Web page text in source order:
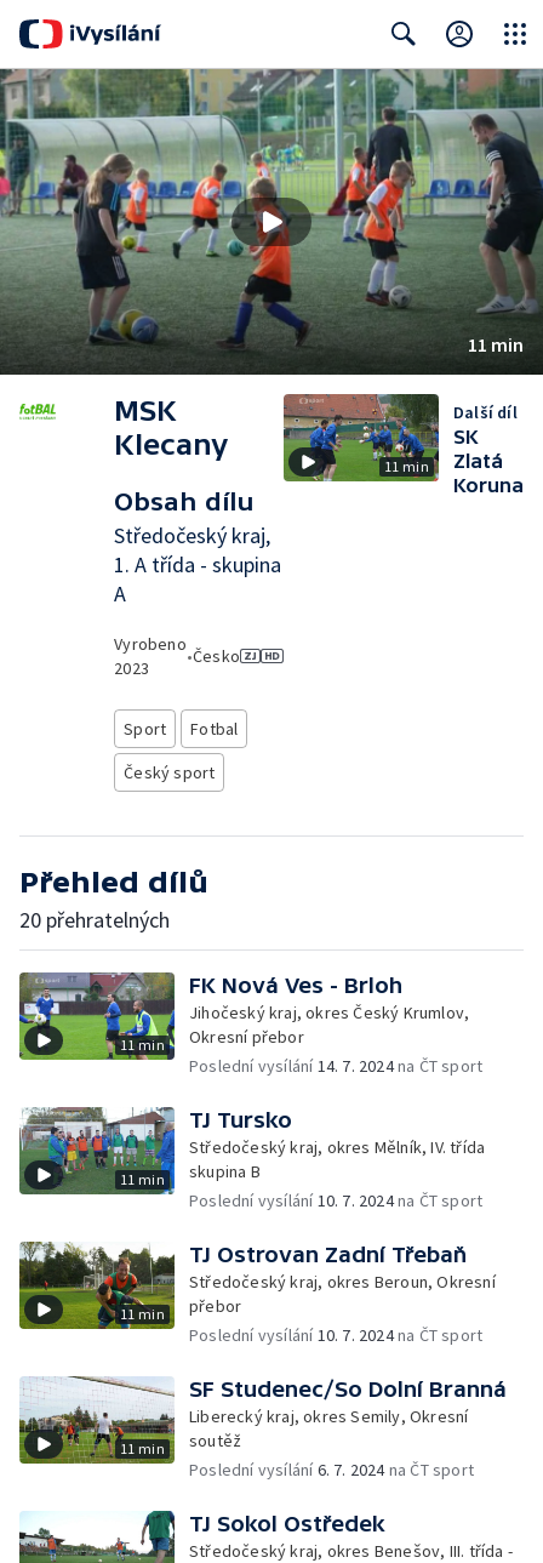
Search Close
11 min
MSK
Klecany
Obsah dílu
Středočeský kraj,
1. A třída - skupina
A
Vyrobeno
2023
•Česko
Sport
Fotbal
Český sport
11 min
Další díl
SK
Zlatá
Koruna
Přehled dílů
20 přehratelných
11 min
FK Nová Ves - Brloh
Jihočeský kraj, okres Český Krumlov,
Okresní přebor
Poslední vysílání14. 7. 2024na ČT sport
11 min
TJ Tursko
Středočeský kraj, okres Mělník, IV. třída
skupina B
Poslední vysílání10. 7. 2024na ČT sport
11 min
TJ Ostrovan Zadní Třebaň
Středočeský kraj, okres Beroun, Okresní
přebor
Poslední vysílání10. 7. 2024na ČT sport
11 min
SF Studenec/So Dolní Branná
Liberecký kraj, okres Semily, Okresní
soutěž
Poslední vysílání6. 7. 2024na ČT sport
TJ Sokol Ostředek
Středočeský kraj, okres Benešov, III. třída -